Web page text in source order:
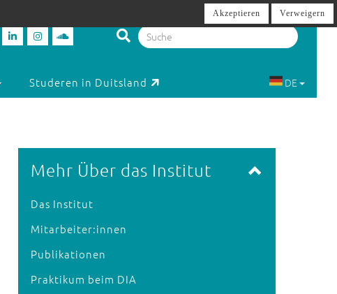
Studeren in Duitsland DE
Mehr Über das Institut
Das Institut
Mitarbeiter:innen
Publikationen
Praktikum beim DIA
Akzeptieren Verweigern